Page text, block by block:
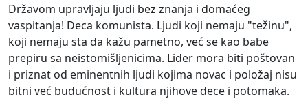
Državom upravljaju ljudi bez znanja i domaćeg
vaspitanja! Deca komunista. Ljudi koji nemaju "težinu",
koji nemaju sta da kažu pametno, već se kao babe
prepiru sa neistomišljenicima. Lider mora biti poštovan
i priznat od eminentnih ljudi kojima novac i položaj nisu
bitni već budućnost i kultura njihove dece i potomaka.